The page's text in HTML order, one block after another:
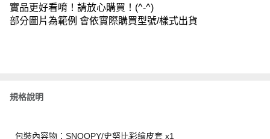
實品更好看唷！請放心購買！(^-^)
部分圖片為範例 會依實際購買型號/樣式出貨
規格說明
包裝內容物：SNOOPY/史努比彩繪皮套 x1